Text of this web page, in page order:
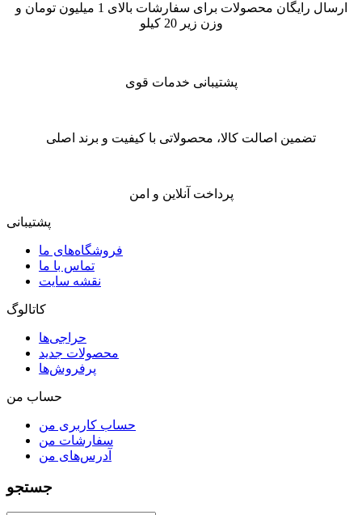
ارسال رایگان محصولات برای سفارشات بالای 1 میلیون تومان و
وزن زیر 20 کیلو
پشتیبانی خدمات قوی
تضمین اصالت کالا، محصولاتی با کیفیت و برند اصلی
پرداخت آنلاین و امن
پشتیبانی
فروشگاه‌های ما
تماس با ما
نقشه سایت
کاتالوگ
حراجی‌ها
محصولات جدید
پرفروش‌ها
حساب من
حساب کاربری من
سفارشات من
آدرس‌های من
جستجو